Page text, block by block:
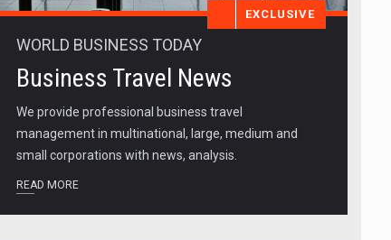
EXCLUSIVE
WORLD BUSINESS TODAY
Business Travel News
We provide professional business travel
management in multinational, large, medium and
small corporations with news, analysis.
READ MORE